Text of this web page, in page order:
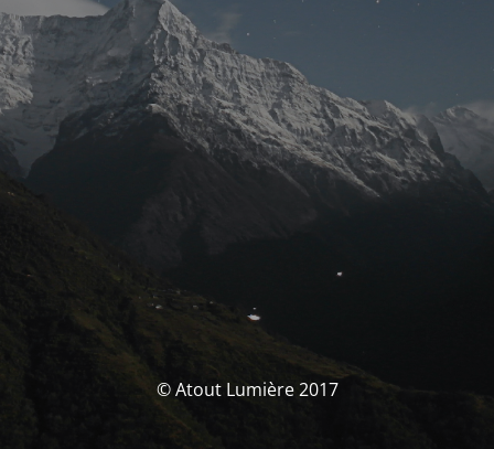
© Atout Lumière 2017